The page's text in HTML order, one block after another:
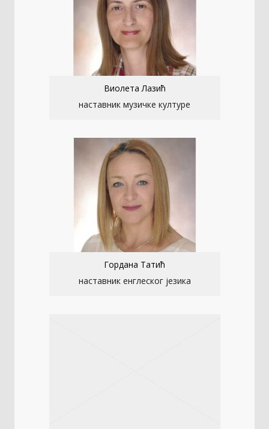
Виолета Лазић
наставник музичке културе
Гордана Татић
наставник енглеског језика